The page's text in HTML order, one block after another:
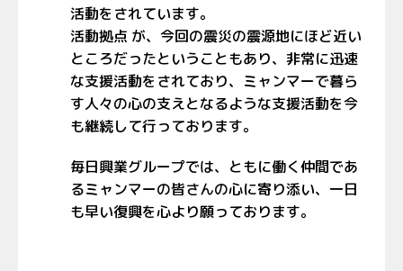
活動をされています。
活動拠点 が、今回の震災の震源地にほど近い
ところだったということもあり、非常に迅速
な支援活動をされており、ミャンマーで暮ら
す人々の心の支えとなるような支援活動を今
も継続して行っております。
毎日興業グループでは、ともに働く仲間であ
るミャンマーの皆さんの心に寄り添い、一日
も早い復興を心より願っております。